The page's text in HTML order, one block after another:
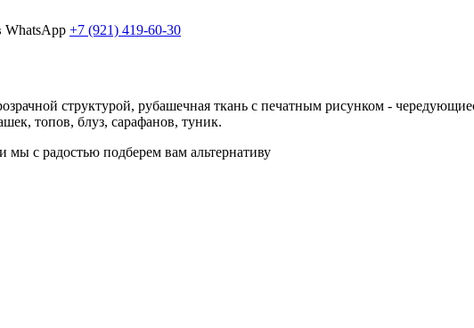
WhatsApp +7 (921) 419-60-30
структурой, рубашечная ткань с печатным рисунком -
топов, блуз, сарафанов, туник.
с радостью подберем вам альтернативу